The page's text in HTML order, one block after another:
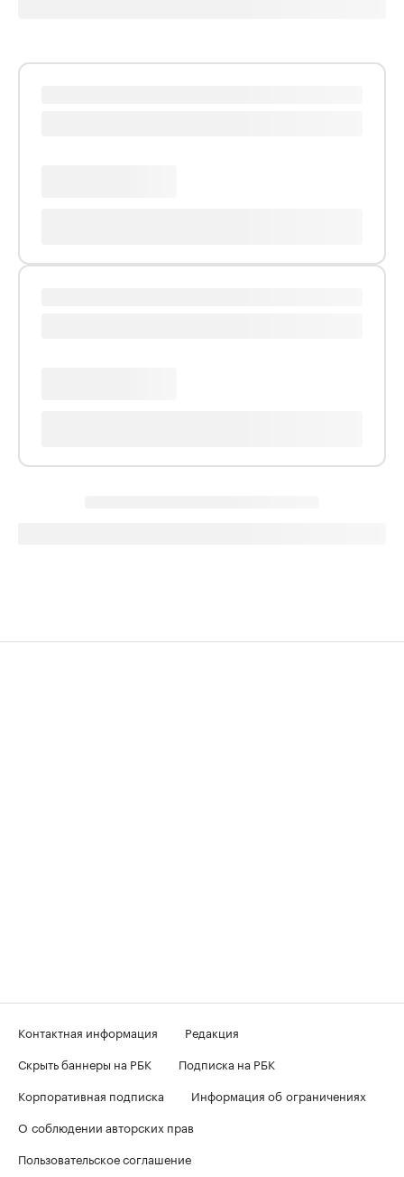
Контактная информация
Редакция
Скрыть баннеры на РБК
Подписка на РБК
Корпоративная подписка
Информация об ограничениях
О соблюдении авторских прав
Пользовательское соглашение